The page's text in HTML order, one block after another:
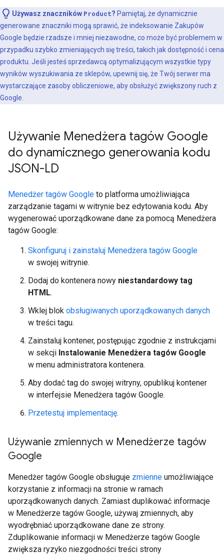
Używasz znaczników Product? Pamiętaj, że dynamicznie
generowane znaczniki mogą sprawić, że indeksowanie Zakupów
Google będzie rzadsze i mniej niezawodne, co może być problemem w
przypadku szybko zmieniających się treści, takich jak dostępność i cena
produktu. Jeśli jesteś sprzedawcą optymalizującym wszystkie typy
wyników wyszukiwania ze sklepów, upewnij się, że Twój serwer ma
wystarczające zasoby obliczeniowe, aby obsłużyć zwiększony ruch z
Google.
Używanie Menedżera tagów Google
do dynamicznego generowania kodu
JSON-LD
Menedżer tagów Google to platforma umożliwiająca
zarządzanie tagami w witrynie bez edytowania kodu. Aby
wygenerować uporządkowane dane za pomocą Menedżera
tagów Google:
Skonfiguruj i zainstaluj Menedżera tagów Google
w swojej witrynie.
Dodaj do kontenera nowy niestandardowy tag
HTML.
Wklej blok obsługiwanych uporządkowanych danych
w treści tagu.
Zainstaluj kontener, postępując zgodnie z instrukcjami
w sekcji Instalowanie Menedżera tagów Google
w menu administratora kontenera.
Aby dodać tag do swojej witryny, opublikuj kontener
w interfejsie Menedżera tagów Google.
Przetestuj implementację.
Używanie zmiennych w Menedżerze tagów
Google
Menedżer tagów Google obsługuje zmienne umożliwiające
korzystanie z informacji na stronie w ramach
uporządkowanych danych. Zamiast duplikować informacje
w Menedżerze tagów Google, używaj zmiennych, aby
wyodrębniać uporządkowane dane ze strony.
Zduplikowanie informacji w Menedżerze tagów Google
zwiększa ryzyko niezgodności treści strony